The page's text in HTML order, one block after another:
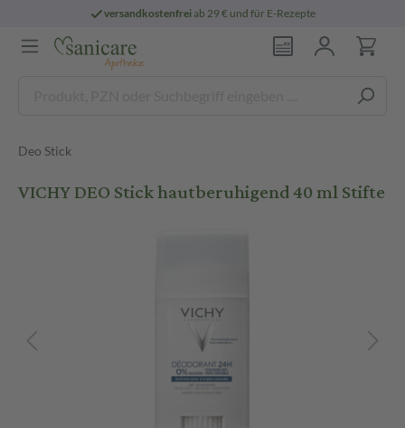
versandkostenfreiab 29 € und für E-Rezepte
Deo Stick
VICHY DEO Stick hautberuhigend 40 ml Stifte